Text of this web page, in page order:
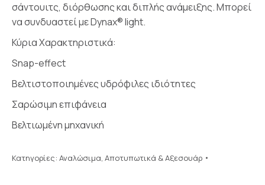
σάντουιτς, διόρθωσης και διπλής ανάμειξης. Μπορεί
να συνδυαστεί με Dynax® light.
Κύρια Χαρακτηριστικά:
Snap-effect
Βελτιστοποιημένες υδρόφιλες ιδιότητες
Σαρώσιμη επιφάνεια
Βελτιωμένη μηχανική
Κατηγορίες: Αναλώσιμα, Αποτυπωτικά & Αξεσουάρ